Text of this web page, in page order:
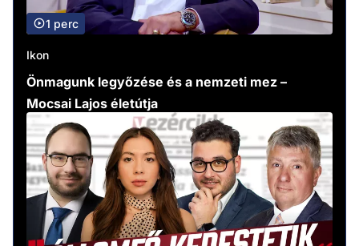
1 perc
Ikon
Önmagunk legyőzése és a nemzeti mez –
Mocsai Lajos életútja